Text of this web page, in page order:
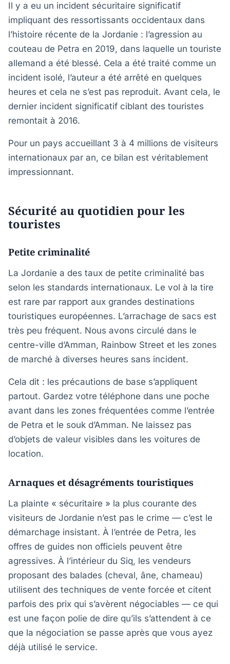
Il y a eu un incident sécuritaire significatif
impliquant des ressortissants occidentaux dans
l’histoire récente de la Jordanie : l’agression au
couteau de Petra en 2019, dans laquelle un touriste
allemand a été blessé. Cela a été traité comme un
incident isolé, l’auteur a été arrêté en quelques
heures et cela ne s’est pas reproduit. Avant cela, le
dernier incident significatif ciblant des touristes
remontait à 2016.
Pour un pays accueillant 3 à 4 millions de visiteurs
internationaux par an, ce bilan est véritablement
impressionnant.
Sécurité au quotidien pour les
touristes
Petite criminalité
La Jordanie a des taux de petite criminalité bas
selon les standards internationaux. Le vol à la tire
est rare par rapport aux grandes destinations
touristiques européennes. L’arrachage de sacs est
très peu fréquent. Nous avons circulé dans le
centre-ville d’Amman, Rainbow Street et les zones
de marché à diverses heures sans incident.
Cela dit : les précautions de base s’appliquent
partout. Gardez votre téléphone dans une poche
avant dans les zones fréquentées comme l’entrée
de Petra et le souk d’Amman. Ne laissez pas
d’objets de valeur visibles dans les voitures de
location.
Arnaques et désagréments touristiques
La plainte « sécuritaire » la plus courante des
visiteurs de Jordanie n’est pas le crime — c’est le
démarchage insistant. À l’entrée de Petra, les
offres de guides non officiels peuvent être
agressives. À l’intérieur du Siq, les vendeurs
proposant des balades (cheval, âne, chameau)
utilisent des techniques de vente forcée et citent
parfois des prix qui s’avèrent négociables — ce qui
est une façon polie de dire qu’ils s’attendent à ce
que la négociation se passe après que vous ayez
déjà utilisé le service.